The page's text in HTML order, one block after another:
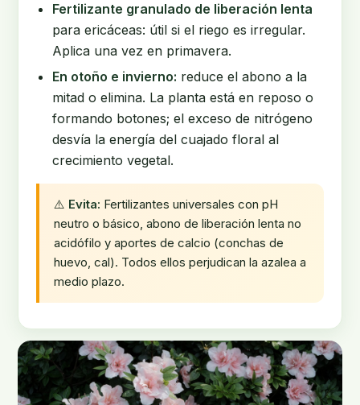
Fertilizante granulado de liberación lenta
para ericáceas: útil si el riego es irregular.
Aplica una vez en primavera.
En otoño e invierno: reduce el abono a la
mitad o elimina. La planta está en reposo o
formando botones; el exceso de nitrógeno
desvía la energía del cuajado floral al
crecimiento vegetal.
⚠️ Evita: Fertilizantes universales con pH
neutro o básico, abono de liberación lenta no
acidófilo y aportes de calcio (conchas de
huevo, cal). Todos ellos perjudican la azalea a
medio plazo.